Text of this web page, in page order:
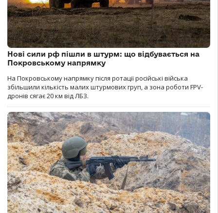
Нові сили рф пішли в штурм: що відбувається на
Покровському напрямку
На Покровському напрямку після ротації російські війська
збільшили кількість малих штурмових груп, а зона роботи FPV-
дронів сягає 20 км від ЛБЗ.